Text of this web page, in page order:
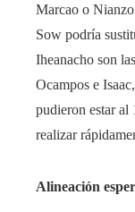
Marcao o
Sow podría
Iheanacho son
Ocampos e
pudieron estar al
realizar
Alineación